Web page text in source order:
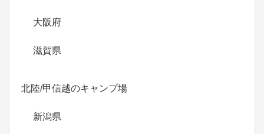
大阪府
滋賀県
北陸/甲信越のキャンプ場
新潟県